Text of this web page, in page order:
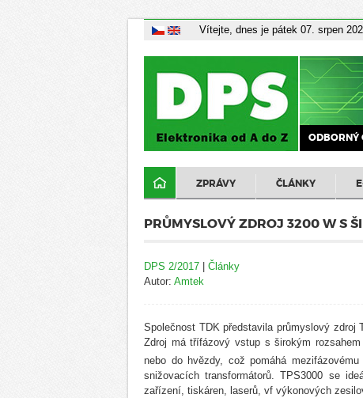
Vítejte, dnes je pátek 07. srpen
ODBORNÝ
ZPRÁVY ČLÁNKY
PRŮMYSLOVÝ ZDROJ 3200 W S
DPS 2/2017 | Články
Autor: Amtek
Společnost TDK představila průmyslový
Zdroj má třífázový vstup s širokým
nebo do hvězdy, což pomáhá
snižovacích transformátorů. TPS3000 se
zařízení, tiskáren, laserů, vf výkonových